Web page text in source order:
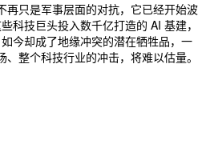
再只是军事层面的对抗，它已经开始波
科技巨头投入数千亿打造的 AI 基建，
今却成了地缘冲突的潜在牺牲品，一
整个科技行业的冲击，将难以估量。